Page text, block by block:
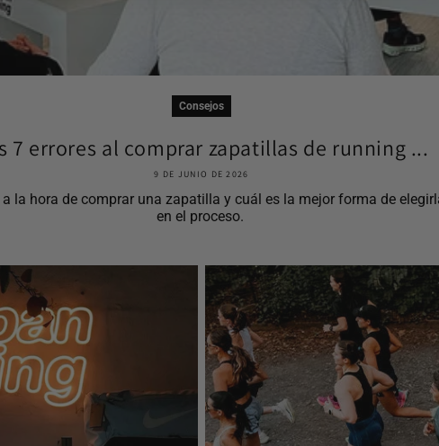
Consejos
7 errores al comprar zapatillas de running ...
9 DE JUNIO DE 2026
la hora de comprar una zapatilla y cuál es la mejor forma de
en el proceso.